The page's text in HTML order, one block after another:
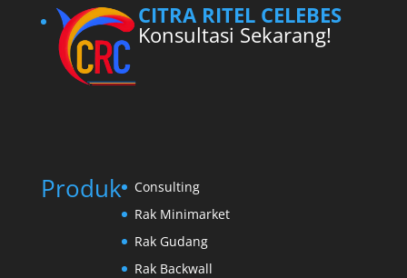
CITRA RITEL CELEBES
Konsultasi Sekarang!
Produk
Consulting
Rak Minimarket
Rak Gudang
Rak Backwall